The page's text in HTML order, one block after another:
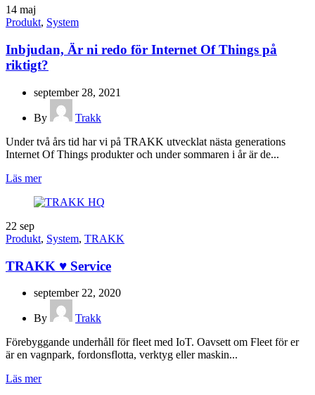
14 maj
Produkt, System
Inbjudan, Är ni redo för Internet Of Things på
riktigt?
september 28, 2021
By
Trakk
Under två års tid har vi på TRAKK utvecklat nästa generations
Internet Of Things produkter och under sommaren i år är de...
Läs mer
22 sep
Produkt, System, TRAKK
TRAKK ♥ Service
september 22, 2020
By
Trakk
Förebyggande underhåll för fleet med IoT. Oavsett om Fleet för er
är en vagnpark, fordonsflotta, verktyg eller maskin...
Läs mer